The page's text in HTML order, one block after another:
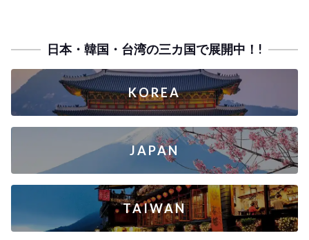
日本・韓国・台湾の三カ国で展開中！!
KOREA
JAPAN
TAIWAN